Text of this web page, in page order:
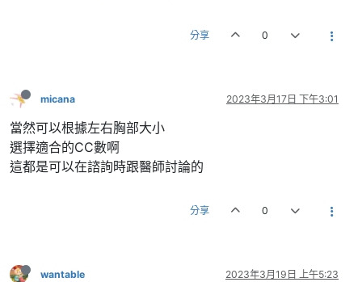
分享 0
micana 2023年3月17日 下午3:01
當然可以根據左右胸部大小
選擇適合的CC數啊
這都是可以在諮詢時跟醫師討論的
分享 0
wantable 2023年3月19日 上午5:23